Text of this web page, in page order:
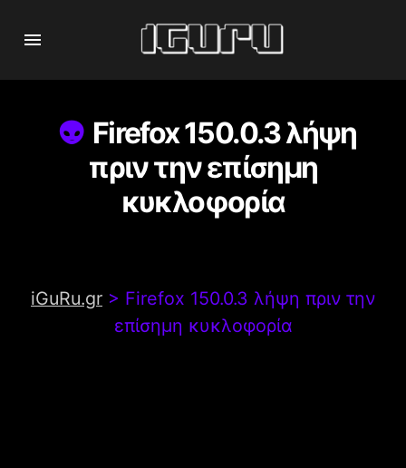
Firefox 150.0.3 λήψη
πριν την επίσημη
κυκλοφορία
iGuRu.gr > Firefox 150.0.3 λήψη πριν την
επίσημη κυκλοφορία